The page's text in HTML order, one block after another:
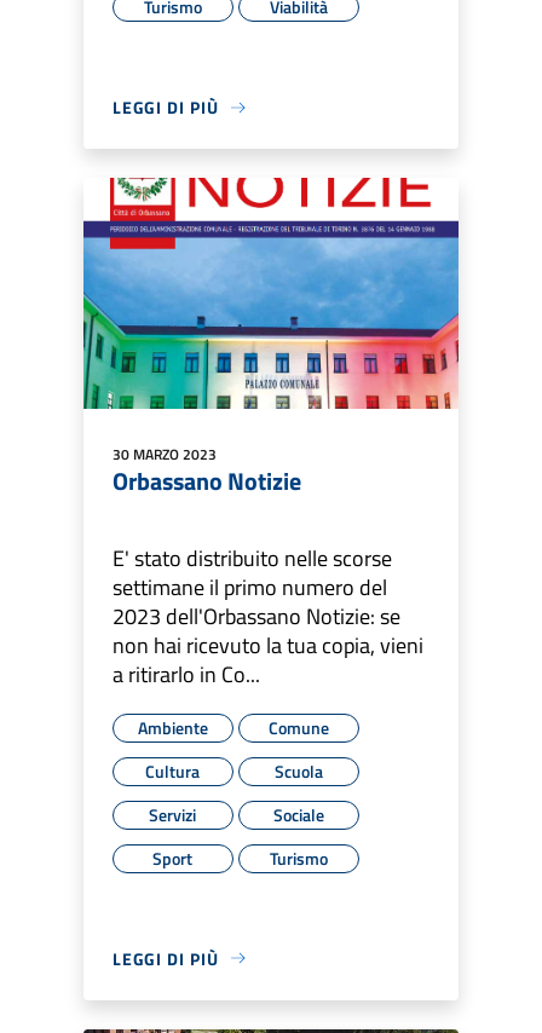
Turismo Viabilità
LEGGI DI PIÙ
30 MARZO 2023
Orbassano Notizie
E' stato distribuito nelle scorse
settimane il primo numero del
2023 dell'Orbassano Notizie: se
non hai ricevuto la tua copia, vieni
a ritirarlo in Co...
Ambiente
Comune
Cultura
Scuola
Servizi
Sociale
Sport
Turismo
LEGGI DI PIÙ